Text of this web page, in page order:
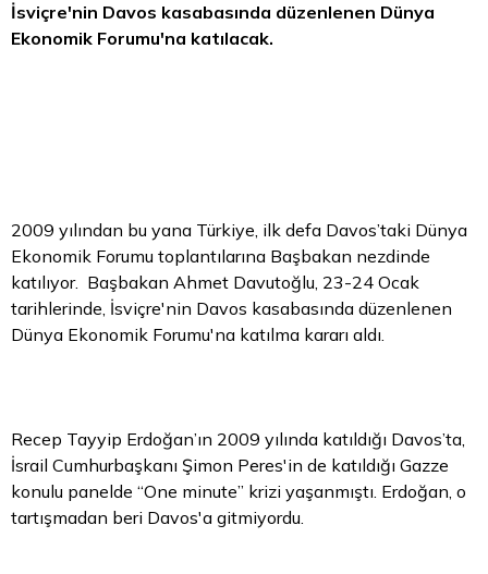
İsviçre'nin Davos kasabasında düzenlenen Dünya
Ekonomik Forumu'na katılacak.
2009 yılından bu yana Türkiye, ilk defa Davos’taki Dünya
Ekonomik Forumu toplantılarına Başbakan nezdinde
katılıyor. Başbakan Ahmet Davutoğlu, 23-24 Ocak
tarihlerinde, İsviçre'nin Davos kasabasında düzenlenen
Dünya Ekonomik Forumu'na katılma kararı aldı.
Recep Tayyip Erdoğan’ın 2009 yılında katıldığı Davos’ta,
İsrail Cumhurbaşkanı Şimon Peres'in de katıldığı Gazze
konulu panelde “One minute” krizi yaşanmıştı. Erdoğan, o
tartışmadan beri Davos'a gitmiyordu.